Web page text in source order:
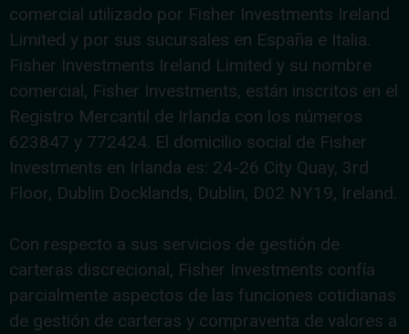
comercial utilizado por Fisher Investments Ireland
Limited y por sus sucursales en España e Italia.
Fisher Investments Ireland Limited y su nombre
comercial, Fisher Investments, están inscritos en el
Registro Mercantil de Irlanda con los números
623847 y 772424. El domicilio social de Fisher
Investments en Irlanda es: 24-26 City Quay, 3rd
Floor, Dublin Docklands, Dublin, D02 NY19, Ireland.
Con respecto a sus servicios de gestión de
carteras discrecional, Fisher Investments confía
parcialmente aspectos de las funciones cotidianas
de gestión de carteras y compraventa de valores a